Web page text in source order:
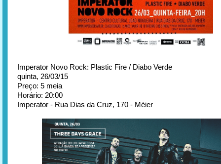
Imperator Novo Rock: Plastic Fire / Diabo Verde
quinta, 26/03/15
Preço: 5 meia
Horário: 20:00
Imperator - Rua Dias da Cruz, 170 - Méier